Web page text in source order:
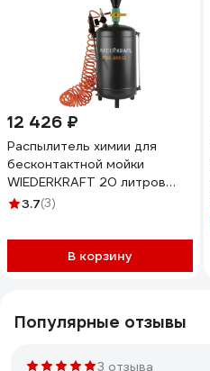
12 426 ₽
Распылитель химии для
бесконтактной мойки
WIEDERKRAFT 20 литров
WDK-89842
3.7(3)
В корзину
Популярные отзывы
3 отзыва